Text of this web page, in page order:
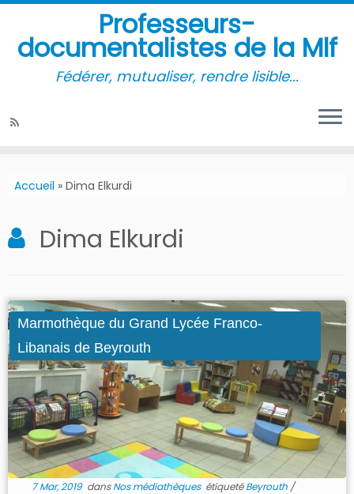
Professeurs-
documentalistes de la Mlf
Fédérer, mutualiser, rendre lisible...
Accueil » Dima Elkurdi
Dima Elkurdi
Marmothèque du Grand Lycée Franco-
Libanais de Beyrouth
7 Mar, 2019dansNos médiathèques étiquetéBeyrouth /